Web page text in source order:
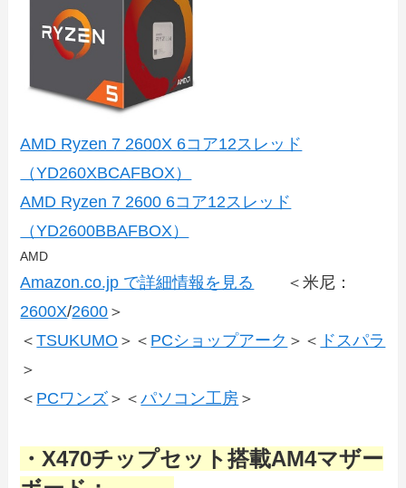
AMD Ryzen 7 2600X 6コア12スレッド
（YD260XBCAFBOX）
AMD Ryzen 7 2600 6コア12スレッド
（YD2600BBAFBOX）
AMD
Amazon.co.jp で詳細情報を見る
＜米尼：
2600X/2600 ＞
＜TSUKUMO ＞＜ PCショップアーク ＞＜ ドスパラ
＞
＜ PCワンズ ＞＜パソコン工房 ＞
・X470チップセット搭載AM4マザー